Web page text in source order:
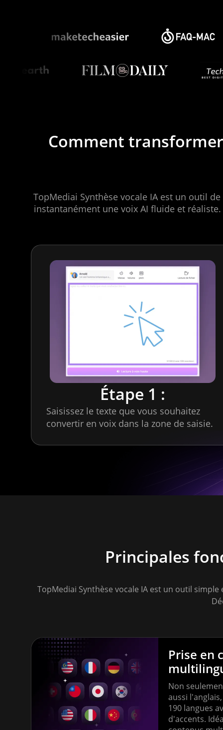
Comment
TopMediai Synthèse vocale IA est un outil
instantanément une voix AI fluide et
Étape 1 :
Saisissez le texte que vous souhaitez
convertir en voix dans la zone de saisie.
Principales
TopMediai Synthèse vocale IA est un outil
Prise en
Non
aussi
190 langues
d'accents.